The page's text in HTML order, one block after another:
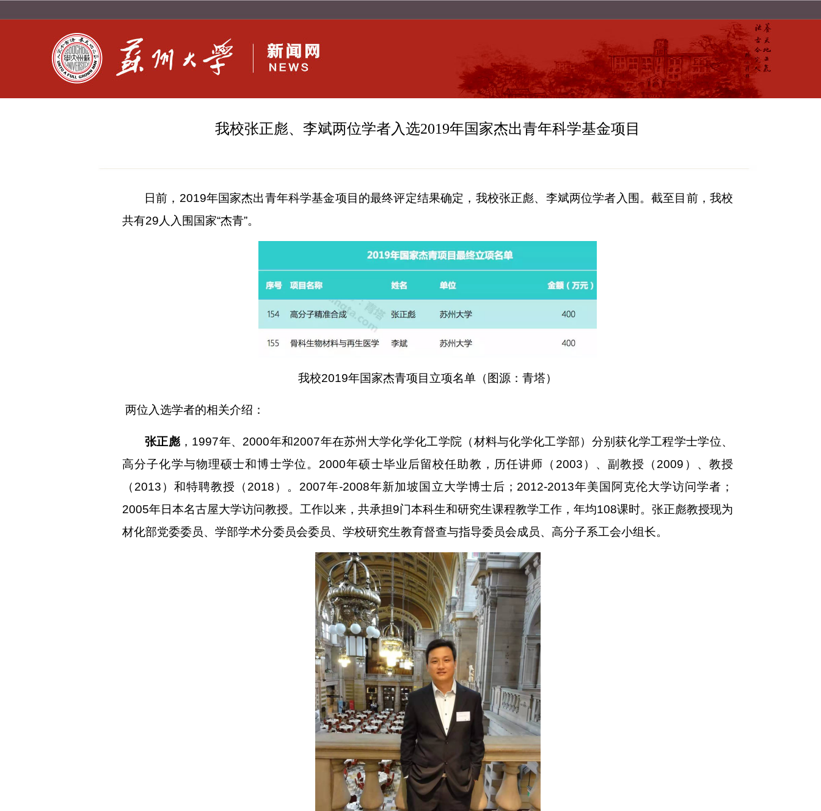
我校张正彪、李斌两位学者入选2019年国家杰出青年科学基金项目
日前， 2019年国家杰出青年科学基金项目的最终评定结果确定，我校张正彪、李斌两位学者入围。截至目前，我校
共有29人入围国家“杰青”。
我校2019年国家杰青项目立项名单（图源：青塔）
两位入选学者的相关介绍：
张正彪 ， 1997年、2000年和2007年在苏州大学化学化工学院（材料与化学化工学部）分别获化学工程学士学位、
高分子化学与物理硕士和博士学位。2000年硕士毕业后留校任助教，历任讲师（2003）、副教授（2009）、教授
（2013）和特聘教授（2018）。2007年-2008年新加坡国立大学博士后；2012-2013年美国阿克伦大学访问学者；
2005年日本名古屋大学访问教授。工作以来，共承担9门本科生和研究生课程教学工作，年均108课时。张正彪教授现为
材化部党委委员、学部学术分委员会委员、学校研究生教育督查与指导委员会成员、高分子系工会小组长。